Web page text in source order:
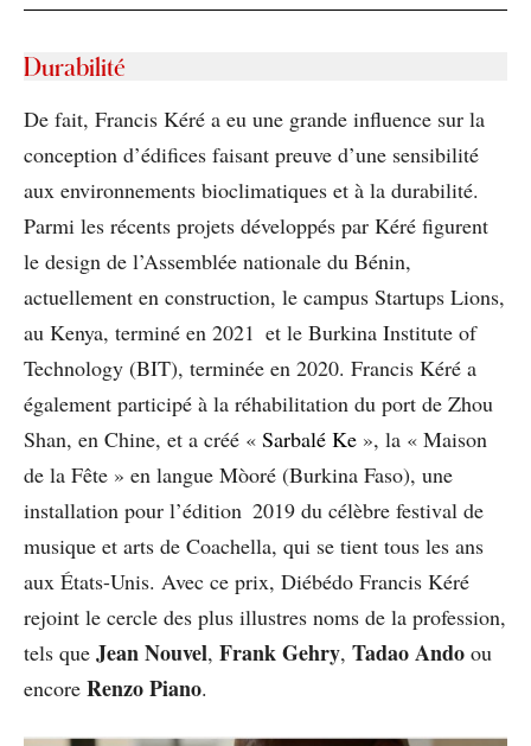
Durabilité
De fait, Francis Kéré a eu une grande influence sur la
conception d’édifices faisant preuve d’une sensibilité
aux environnements bioclimatiques et à la durabilité.
Parmi les récents projets développés par Kéré figurent
le design de l’Assemblée nationale du Bénin,
actuellement en construction, le campus Startups Lions,
au Kenya, terminé en 2021 et le Burkina Institute of
Technology (BIT), terminée en 2020. Francis Kéré a
également participé à la réhabilitation du port de Zhou
Shan, en Chine, et a créé « Sarbalé Ke », la « Maison
de la Fête » en langue Mòoré (Burkina Faso), une
installation pour l’édition 2019 du célèbre festival de
musique et arts de Coachella, qui se tient tous les ans
aux États-Unis. Avec ce prix, Diébédo Francis Kéré
rejoint le cercle des plus illustres noms de la profession,
tels que Jean Nouvel, Frank Gehry, Tadao Ando ou
encore Renzo Piano.